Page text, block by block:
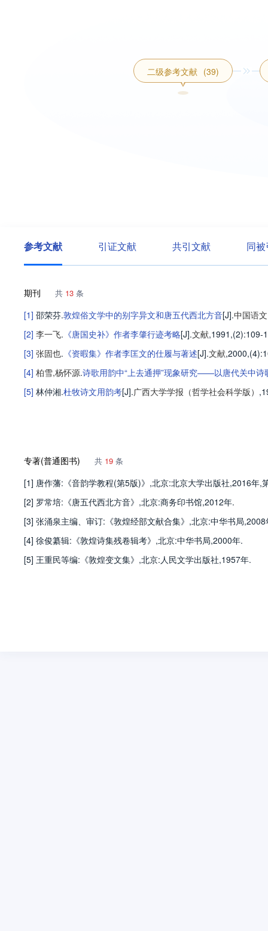
二级参考文献 (39)
参考文献 引证文献 共引文献 同
期刊 共 13 条
[1] 邵荣芬.敦煌俗文学中的别字异文和唐五代西北方音[J].中国语文
[2] 李一飞. 《唐国史补》作者李肇行迹考略[J].文献,1991,(2):109-
[3] 张固也. 《资暇集》作者李匡文的仕履与著述[J].文献,2000,(4)
[4] 柏雪,杨怀源.诗歌用韵中“上去通押”现象研究——以唐代关中诗
[5] 林仲湘.杜牧诗文用韵考[J].广西大学学报（哲学社会科学版）
专著(普通图书) 共 19 条
[1] 唐作藩:《音韵学教程(第5版)》,北京:北京大学出版社,2016年,
[2] 罗常培:《唐五代西北方音》,北京:商务印书馆,2012年.
[3] 张涌泉主编、审订:《敦煌经部文献合集》,北京:中华书局,2008
[4] 徐俊纂辑:《敦煌诗集残卷辑考》,北京:中华书局,2000年.
[5] 王重民等编:《敦煌变文集》,北京:人民文学出版社,1957年.